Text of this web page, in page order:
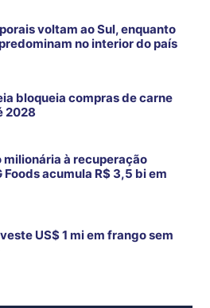
voltam ao Sul, enquanto
no interior do país
bloqueia compras de carne
2028
milionária à recuperação
Foods acumula R$ 3,5 bi em
US$ 1 mi em frango sem